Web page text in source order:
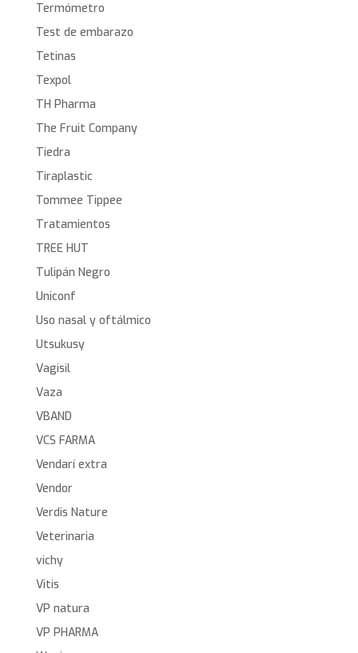
Termómetro
Test de embarazo
Tetinas
Texpol
TH Pharma
The Fruit Company
Tiedra
Tiraplastic
Tommee Tippee
Tratamientos
TREE HUT
Tulipán Negro
Uniconf
Uso nasal y oftálmico
Utsukusy
Vagisil
Vaza
VBAND
VCS FARMA
Vendarí extra
Vendor
Verdis Nature
Veterinaria
vichy
Vitis
VP natura
VP PHARMA